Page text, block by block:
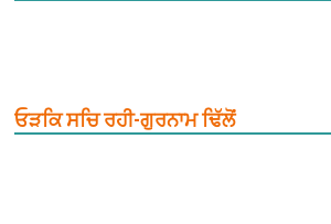
ਓੜਕਿ ਸਚਿ ਰਹੀ-ਗੁਰਨਾਮ ਢਿੱਲੋਂ